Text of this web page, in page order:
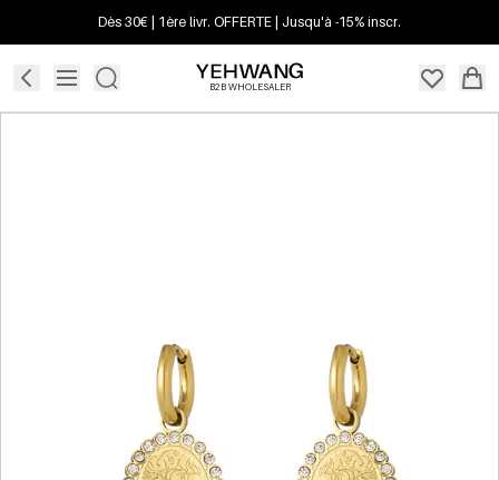
Dès 30€ | 1ère livr. OFFERTE | Jusqu'à -15% inscr.
B2B WHOLESALER